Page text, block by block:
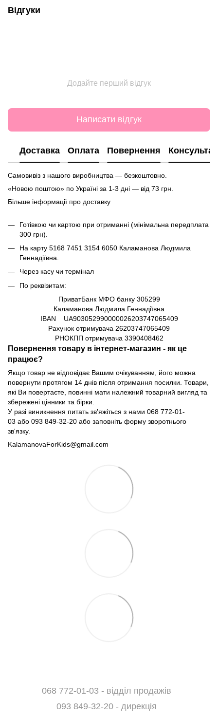
Відгуки
Додайте перший відгук
Написати відгук
Доставка Оплата Повернення
Самовивіз з нашого виробництва — безкоштовно.
«Новою поштою» по Україні за 1-3 дні — від 73 грн.
Більше інформації про доставку
Готівкою чи картою при отриманні (мінімальна передплата
300 грн).
На карту 5168 7451 3154 6050 Каламанова Людмила
Геннадіївна.
Через касу чи термінал
По реквізитам:
ПриватБанк МФО банку 305299
Каламанова Людмила Геннадіївна
IBAN UA903052990000026203747065409
Рахунок отримувача 26203747065409
РНОКПП отримувача 3390408462
Повернення товару в інтернет-магазин - як це
працює?
Якщо товар не відповідає Вашим очікуванням, його можна
повернути протягом 14 днів після отримання посилки. Товари,
які Ви повертаєте, повинні мати належний товарний вигляд та
збережені цінники та бірки.
У разі виникнення питать зв'яжіться з нами 068 772-01-
03 або 093 849-32-20 або заповніть форму зворотнього
зв'язку.
KalamanovaForKids@gmail.com
068 772-01-03 - відділ продажів
093 849-32-20 - дирекція